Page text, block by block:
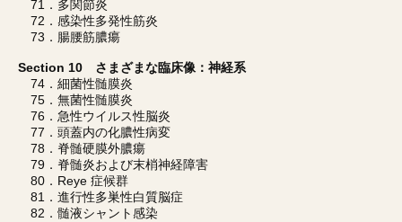
71．多関節炎
72．感染性多発性筋炎
73．腸腰筋膿瘍
Section 10 さまざまな臨床像：神経系
74．細菌性髄膜炎
75．無菌性髄膜炎
76．急性ウイルス性脳炎
77．頭蓋内の化膿性病変
78．脊髄硬膜外膿瘍
79．脊髄炎および末梢神経障害
80．Reye 症候群
81．進行性多巣性白質脳症
82．髄液シャント感染